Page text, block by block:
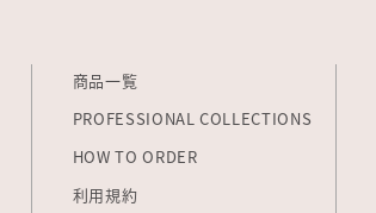
商品一覧
PROFESSIONAL COLLECTIONS
HOW TO ORDER
利用規約